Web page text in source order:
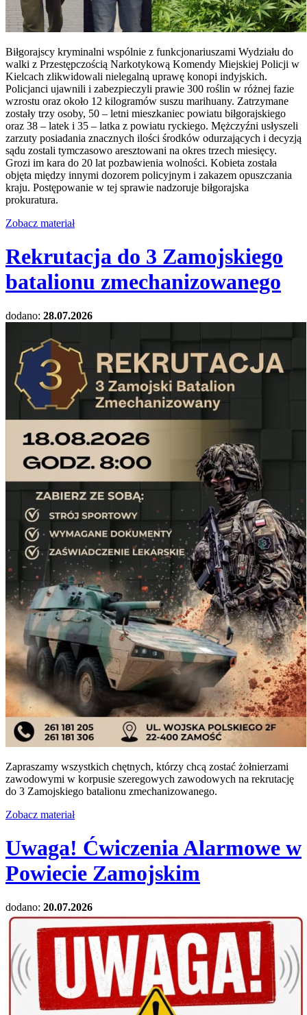
Biłgorajscy kryminalni wspólnie z funkcjonariuszami Wydziału do
walki z Przestępczością Narkotykową Komendy Miejskiej Policji w
Kielcach zlikwidowali nielegalną uprawę konopi indyjskich.
Policjanci ujawnili i zabezpieczyli prawie 300 roślin w różnej fazie
wzrostu oraz około 12 kilogramów suszu marihuany. Zatrzymane
zostały trzy osoby, 50 – letni mieszkaniec powiatu biłgorajskiego
oraz 38 – latek i 35 – latka z powiatu ryckiego. Mężczyźni usłyszeli
zarzuty posiadania znacznych ilości środków odurzających i decyzją
sądu zostali tymczasowo aresztowani na okres trzech miesięcy.
Grozi im kara do 20 lat pozbawienia wolności. Kobieta została
objęta między innymi dozorem policyjnym i zakazem opuszczania
kraju. Postępowanie w tej sprawie nadzoruje biłgorajska
prokuratura.
Zobacz materiał
Rekrutacja do 3 Zamojskiego
batalionu zmechanizowanego
dodano: 28.07.2026
Zapraszamy wszystkich chętnych, którzy chcą zostać żołnierzami
zawodowymi w korpusie szeregowych zawodowych na rekrutację
do 3 Zamojskiego batalionu zmechanizowanego.
Zobacz materiał
Uwaga! Ćwiczenia Alarmowe w
Powiecie Zamojskim
dodano: 20.07.2026